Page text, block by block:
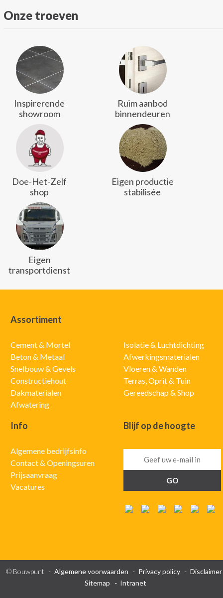
Onze troeven
Inspirerende
showroom
Ruim aanbod
binnendeuren
Doe-Het-Zelf
shop
Eigen productie
stabilisée
Eigen
transportdienst
Assortiment
Cement & Mortel
Beton & Metaal
Snelbouw & Gevels
Constructiehout
Dakmaterialen
Afwatering
Isolatie & Luchtdichting
Afwerkingsmaterialen
Vloeren & Wanden
Terras, Oprit & Tuin
Gereedschap & Shop
Info
Algemene bedrijfsinfo
Contact & Openingsuren
Prijsaanvraag
Vacatures
Blijf op de hoogte
© Bouwpunt Algemene voorwaarden Privacy policy
Disclaimer
Sitemap
Intranet